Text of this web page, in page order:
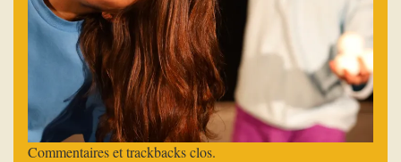
Commentaires et trackbacks clos.